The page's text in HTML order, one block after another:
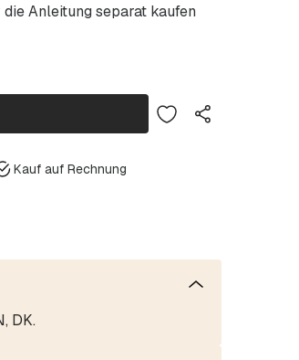
Anleitung separat kaufen
Kauf auf Rechnung
DK.